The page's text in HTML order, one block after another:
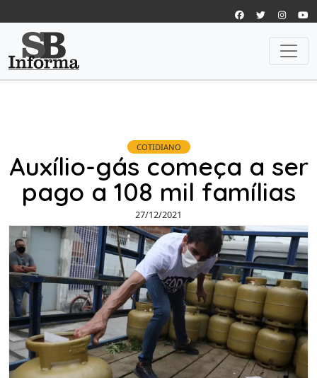
COTIDIANO
Auxílio-gás começa a ser
pago a 108 mil famílias
27/12/2021